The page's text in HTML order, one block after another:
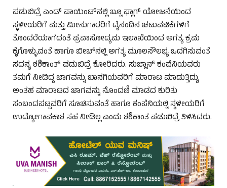
ಪಡುಬಿದ್ರೆ ಎಂಡ್ ಪಾಯಿಂಟ್‌ನಲ್ಲಿ ಬ್ಲೂ ಫ್ಲಾಗ್ ಯೋಜನೆಯಿಂದ
ಸ್ಥಳೀಯರಿಗೆ ಮತ್ತು ಮೀನುಗಾರರಿಗೆ ದೈನಂದಿನ ಚಟುವಟಿಕೆಗಳಿಗೆ
ತೊಂದರೆಯಾಗದಂತೆ ಪ್ರವಾಸೋದ್ಯಮ ಇಲಾಖೆಯಿಂದ ಅಗತ್ಯ ಕ್ರಮ
ಕೈಗೊಳ್ಳುವಂತೆ ಹಾಗೂ ಬೀಚ್‌ನಲ್ಲಿ ಅಗತ್ಯ ಮೂಲಸೌಲಭ್ಯ ಒದಗಿಸುವಂತೆ
ಸದಸ್ಯ ಶಶಿಕಾಂತ್ ಪಡುಬಿದ್ರೆ ಕೋರಿದರು. ಸುಜ್ಲಾನ್ ಕಂಪೆನಿಯವರು
ತಮಗೆ ನೀಡಿದ್ದ ಜಾಗವನ್ನು ಖಾಸಗಿಯವರಿಗೆ ಮಾರಾಟ ಮಾಡುತ್ತಿದ್ದು,
ಅಂತಹ ಮಾರಾಟದ ಜಾಗವನ್ನು ನೊಂದಣಿ ಮಾಡದ ಕುರಿತು
ಸಂಬಂದಪಟ್ಟವರಿಗೆ ಸೂಚಿಸುವಂತೆ ಹಾಗೂ ಕಂಪೆನಿಯಲ್ಲಿ ಸ್ಥಳೀಯರಿಗೆ
ಉದ್ಯೋಗಾವಕಾಶ ಸಹ ನೀಡಿಲ್ಲ ಎಂದು ಶಶಿಕಾಂತ ಪಡುಬಿದ್ರೆ ತಿಳಿಸಿದರು.